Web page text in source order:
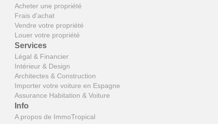
Acheter une propriété
Frais d'achat
Vendre votre propriété
Louer votre propriété
Services
Légal & Financier
Intérieur & Design
Architectes & Construction
Importer votre voiture en Espagne
Assurance Habitation & Voiture
Info
A propos de ImmoTropical